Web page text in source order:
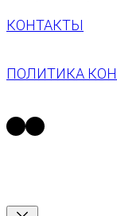
КОНТАКТЫ
ПОЛИТИКА
https://t.me/
https://